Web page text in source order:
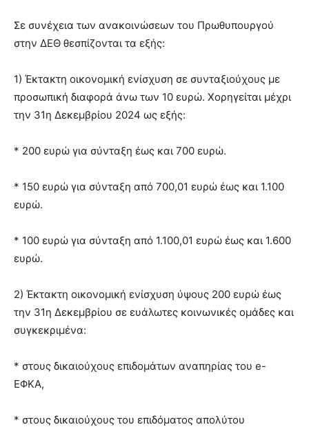
Σε συνέχεια των ανακοινώσεων του Πρωθυπουργού
στην ΔΕΘ θεσπίζονται τα εξής:
1) Έκτακτη οικονομική ενίσχυση σε συνταξιούχους με
προσωπική διαφορά άνω των 10 ευρώ. Χορηγείται μέχρι
την 31η Δεκεμβρίου 2024 ως εξής:
* 200 ευρώ για σύνταξη έως και 700 ευρώ.
* 150 ευρώ για σύνταξη από 700,01 ευρώ έως και 1.100
ευρώ.
* 100 ευρώ για σύνταξη από 1.100,01 ευρώ έως και 1.600
ευρώ.
2) Έκτακτη οικονομική ενίσχυση ύψους 200 ευρώ έως
την 31η Δεκεμβρίου σε ευάλωτες κοινωνικές ομάδες και
συγκεκριμένα:
* στους δικαιούχους επιδομάτων αναπηρίας του e-
ΕΦΚΑ,
* στους δικαιούχους του επιδόματος απολύτου